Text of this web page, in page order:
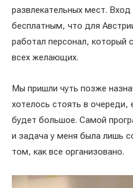
развлекательных мест.
бесплатным, что для
работал персонал, который
всех желающих.
Мы пришли чуть позже
хотелось стоять в
будет большое. Самой
и задача у меня была лишь
том, как все организовано.